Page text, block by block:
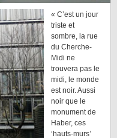
« C’est un jour
triste et
sombre, la rue
du Cherche-
Midi ne
trouvera pas le
midi, le monde
est noir. Aussi
noir que le
monument de
Haber, ces
‘hauts-murs’